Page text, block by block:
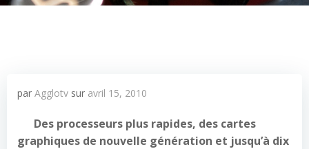
par Agglotv sur avril 15, 2010
Des processeurs plus rapides, des cartes
graphiques de nouvelle génération et jusqu’à dix